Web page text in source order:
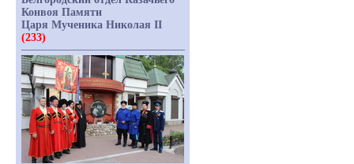
Конвоя Памяти
Царя Мученика Николая II
(233)